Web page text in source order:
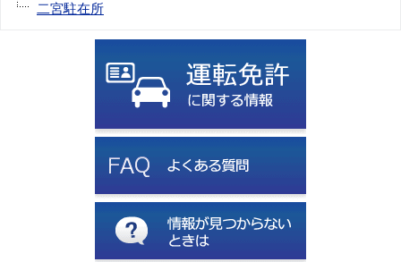
二宮駐在所